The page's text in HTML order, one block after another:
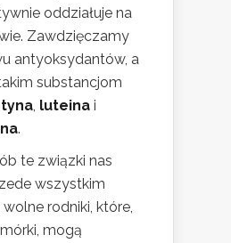
oddziałuje na
Zawdzięczamy
antyoksydantów, a
substancjom
luteina i
.
te związki nas
wszystkim
rodniki, które,
mogą